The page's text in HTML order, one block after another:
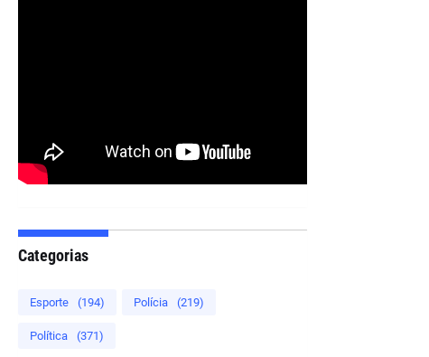
Categorias
Esporte (194) Polícia (219)
Política (371)